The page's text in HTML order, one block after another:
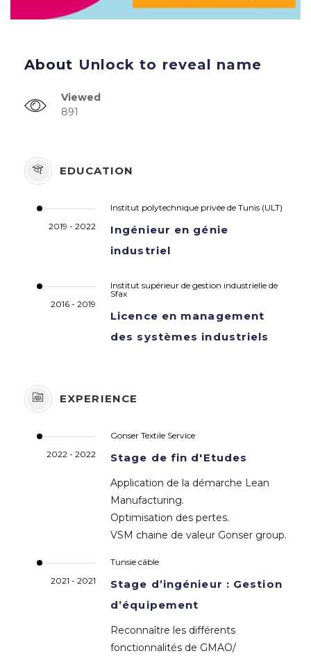
About Unlock to reveal name
Viewed
891
EDUCATION
2019 - 2022
Institut polytechnique privée de Tunis (ULT)
Ingénieur en génie
industriel
2016 - 2019
Institut supérieur de gestion industrielle de
Sfax
Licence en management
des systèmes industriels
EXPERIENCE
2022 - 2022
Gonser Textile Service
Stage de fin d'Etudes
Application de la démarche Lean
Manufacturing.
Optimisation des pertes.
VSM chaine de valeur Gonser group.
2021 - 2021
Tunsie câble
Stage d’ingénieur : Gestion
d’équipement
Reconnaître les différents
fonctionnalités de GMAO/